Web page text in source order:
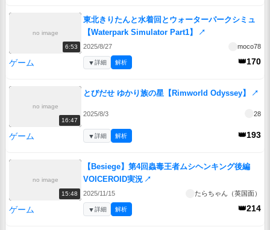
no image
6:53
東北きりたんと水着回とウォーターパークシミュ
【Waterpark Simulator Part1】
↗
2025/8/27 moco78
ゲーム 👑170
▼詳細 解析
no image
16:47
とびだせ ゆかり族の星【Rimworld Odyssey】 ↗
2025/8/3 28
ゲーム 👑193
▼詳細 解析
no image
15:48
【Besiege】第4回蟲毒王者ムシヘンキング後編
VOICEROID実況 ↗
2025/11/15 たらちゃん（英国面）
ゲーム 👑214
▼詳細 解析